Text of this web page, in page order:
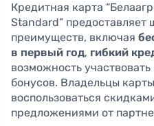
Кредитная карта
Standard” предоставляет
преимуществ, включая
в первый год, гибкий
возможность
бонусов. Владельцы
воспользоваться
предложениями от